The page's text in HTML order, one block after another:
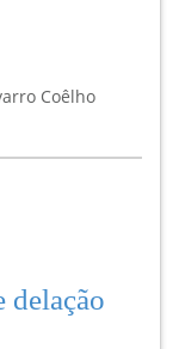
Coêlho
delação